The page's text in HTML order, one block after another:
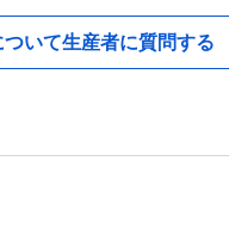
ついて生産者に質問する